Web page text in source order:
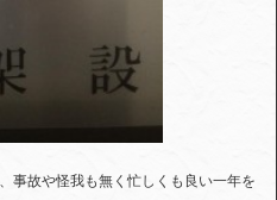
事故や怪我も無く忙しくも良い一年を